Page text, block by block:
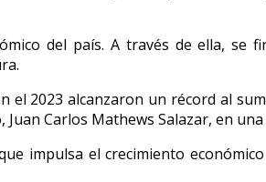
del país. A través de ella, se
2023 alcanzaron un récord al
Carlos Mathews Salazar, en
impulsa el crecimiento